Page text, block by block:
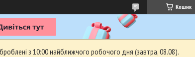
Кошик
з 10:00 найближчого робочого дня (завтра, 08.08).